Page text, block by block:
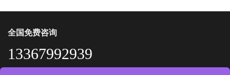
全国免费咨询
13367992939